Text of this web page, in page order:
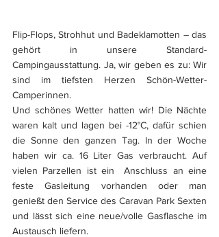
Flip-Flops, Strohhut und Badeklamotten – das
gehört in unsere Standard-
Campingausstattung. Ja, wir geben es zu: Wir
sind im tiefsten Herzen Schön-Wetter-
Camperinnen.
Und schönes Wetter hatten wir! Die Nächte
waren kalt und lagen bei -12°C, dafür schien
die Sonne den ganzen Tag. In der Woche
haben wir ca. 16 Liter Gas verbraucht. Auf
vielen Parzellen ist ein  Anschluss an eine
feste Gasleitung vorhanden oder man
genießt den Service des Caravan Park Sexten
und lässt sich eine neue/volle Gasflasche im
Austausch liefern.